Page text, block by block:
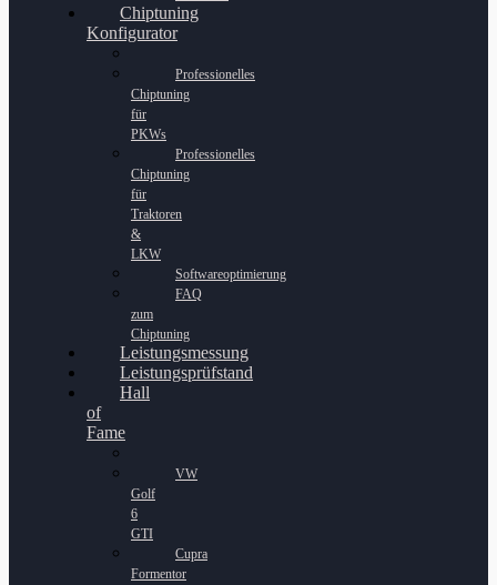
Chiptuning
Konfigurator
Professionelles
Chiptuning
für
PKWs
Professionelles
Chiptuning
für
Traktoren
&
LKW
Softwareoptimierung
FAQ
zum
Chiptuning
Leistungsmessung
Leistungsprüfstand
Hall
of
Fame
VW
Golf
6
GTI
Cupra
Formentor